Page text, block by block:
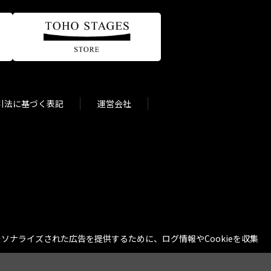
法に基づく表記 運営会社
ナライズされた広告を提供するために、ログ情報やCookieを収集